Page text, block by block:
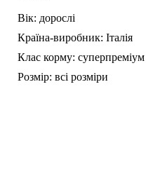
Вік: дорослі
Країна-виробник: Італія
Клас корму: суперпреміум
Розмір: всі розміри